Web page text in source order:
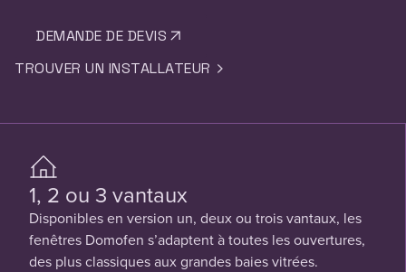
DEMANDE DE DEVIS
TROUVER UN INSTALLATEUR
1, 2 ou 3 vantaux
Disponibles en version un, deux ou trois vantaux, les
fenêtres Domofen s’adaptent à toutes les ouvertures,
des plus classiques aux grandes baies vitrées.